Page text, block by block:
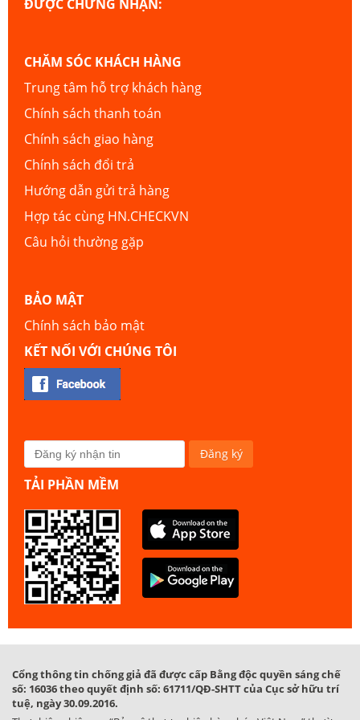
ĐƯỢC CHỨNG NHẬN:
CHĂM SÓC KHÁCH HÀNG
Trung tâm hỗ trợ khách hàng
Chính sách thanh toán
Chính sách giao hàng
Chính sách đổi trả
Hướng dẫn gửi trả hàng
Hợp tác cùng HN.CHECKVN
Câu hỏi thường gặp
BẢO MẬT
Chính sách bảo mật
KẾT NỐI VỚI CHÚNG TÔI
TẢI PHẦN MỀM
Cổng thông tin chống giả đã được cấp Bằng độc quyền sáng chế
số: 16036 theo quyết định số: 61711/QĐ-SHTT của Cục sở hữu trí
tuệ, ngày 30.09.2016.